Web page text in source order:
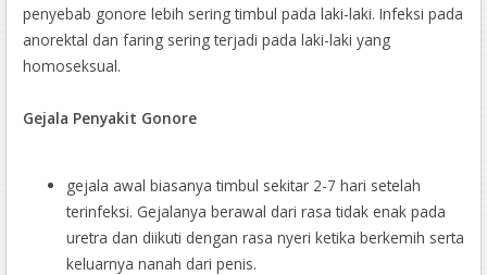
penyebab gonore lebih sering timbul pada laki-laki. Infeksi pada
anorektal dan faring sering terjadi pada laki-laki yang
homoseksual.
Gejala Penyakit Gonore
gejala awal biasanya timbul sekitar 2-7 hari setelah
terinfeksi. Gejalanya berawal dari rasa tidak enak pada
uretra dan diikuti dengan rasa nyeri ketika berkemih serta
keluarnya nanah dari penis.